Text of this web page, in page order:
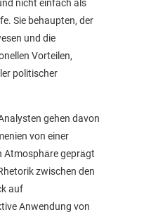
nicht einfach als
Sie behaupten, der
und die
Vorteilen,
politischer
gehen davon
von einer
Atmosphäre geprägt
zwischen den
auf
Anwendung von